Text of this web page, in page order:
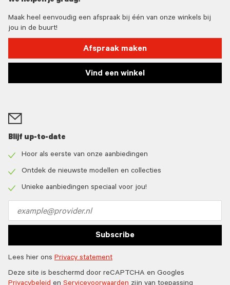
Maak heel eenvoudig een afspraak bij één van onze winkels bij
jou in de buurt!
Afspraak maken
Vind een winkel
Blijf up-to-date
icon
Hoor als eerste van onze aanbiedingen
icon
Ontdek de nieuwste modellen en collecties
Unieke aanbiedingen speciaal voor jou!
address
Subscribe
Lees hier ons Privacy statement
Deze site is beschermd door reCAPTCHA en Googles